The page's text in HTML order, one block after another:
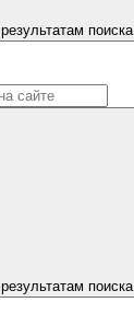
результатам поиска
результатам поиска